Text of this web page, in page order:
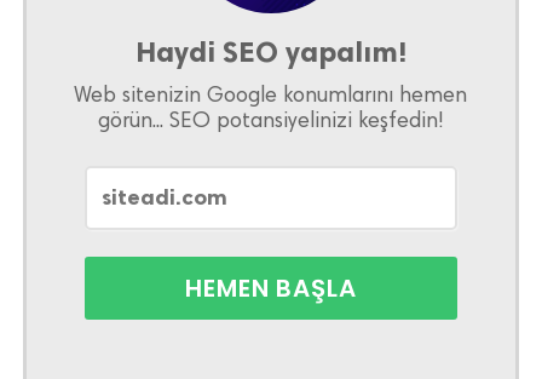
Haydi SEO yapalım!
Web sitenizin Google konumlarını hemen
görün... SEO potansiyelinizi keşfedin!